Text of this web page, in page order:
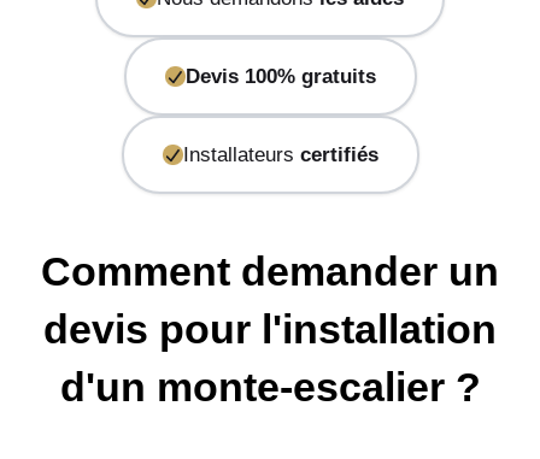
Devis 100% gratuits
Installateurs certifiés
Comment demander un
devis pour l'installation
d'un monte-escalier ?